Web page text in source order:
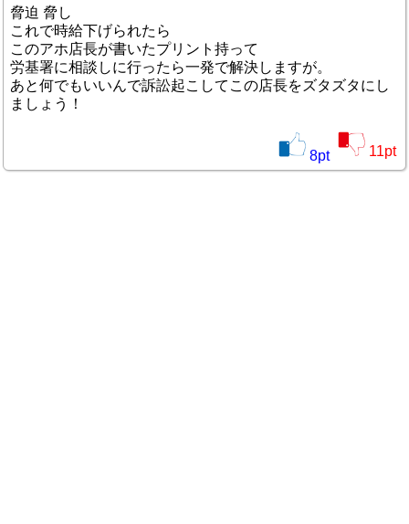
脅迫 脅し
これで時給下げられたら
このアホ店長が書いたプリント持って
労基署に相談しに行ったら一発で解決しますが。
あと何でもいいんで訴訟起こしてこの店長をズタズタにし
ましょう！
8pt 11pt